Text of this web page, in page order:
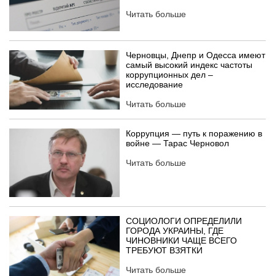
Читать больше
Черновцы, Днепр и Одесса имеют
самый высокий индекс частоты
коррупционных дел –
исследование
Читать больше
Коррупция — путь к поражению в
войне — Тарас Черновол
Читать больше
СОЦИОЛОГИ ОПРЕДЕЛИЛИ
ГОРОДА УКРАИНЫ, ГДЕ
ЧИНОВНИКИ ЧАЩЕ ВСЕГО
ТРЕБУЮТ ВЗЯТКИ
Читать больше